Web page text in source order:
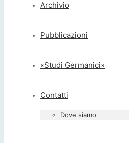
Archivio
Pubblicazioni
«Studi Germanici»
Contatti
Dove siamo